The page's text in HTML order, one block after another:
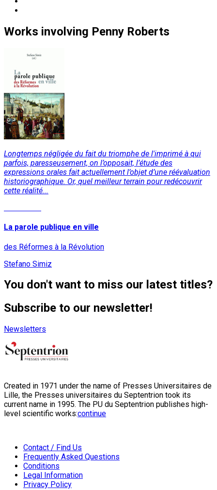
Works involving Penny Roberts
Longtemps négligée du fait du triomphe de l'imprimé à qui
parfois, paresseusement, on l’opposait, l’étude des
expressions orales fait actuellement l’objet d’une réévaluation
historiographique. Or, quel meilleur terrain pour redécouvrir
cette réalité...
La parole publique en ville
des Réformes à la Révolution
Stefano Simiz
You don't want to miss our latest titles?
Subscribe to our newsletter!
Newsletters
Created in 1971 under the name of Presses Universitaires de
Lille, the Presses universitaires du Septentrion took its
current name in 1995. The PU du Septentrion publishes high-
level scientific works:continue
Contact / Find Us
Frequently Asked Questions
Conditions
Legal Information
Privacy Policy